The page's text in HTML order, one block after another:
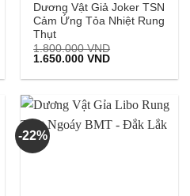
Dương Vật Giả Joker TSN
Cảm Ứng Tỏa Nhiệt Rung
Thụt
1.800.000VND
Giá
là:
1.650.000VNDGiá
tại
1.650.000 VND.
-22%